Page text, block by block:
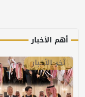
أهم الأخبار
آخر الأخبار